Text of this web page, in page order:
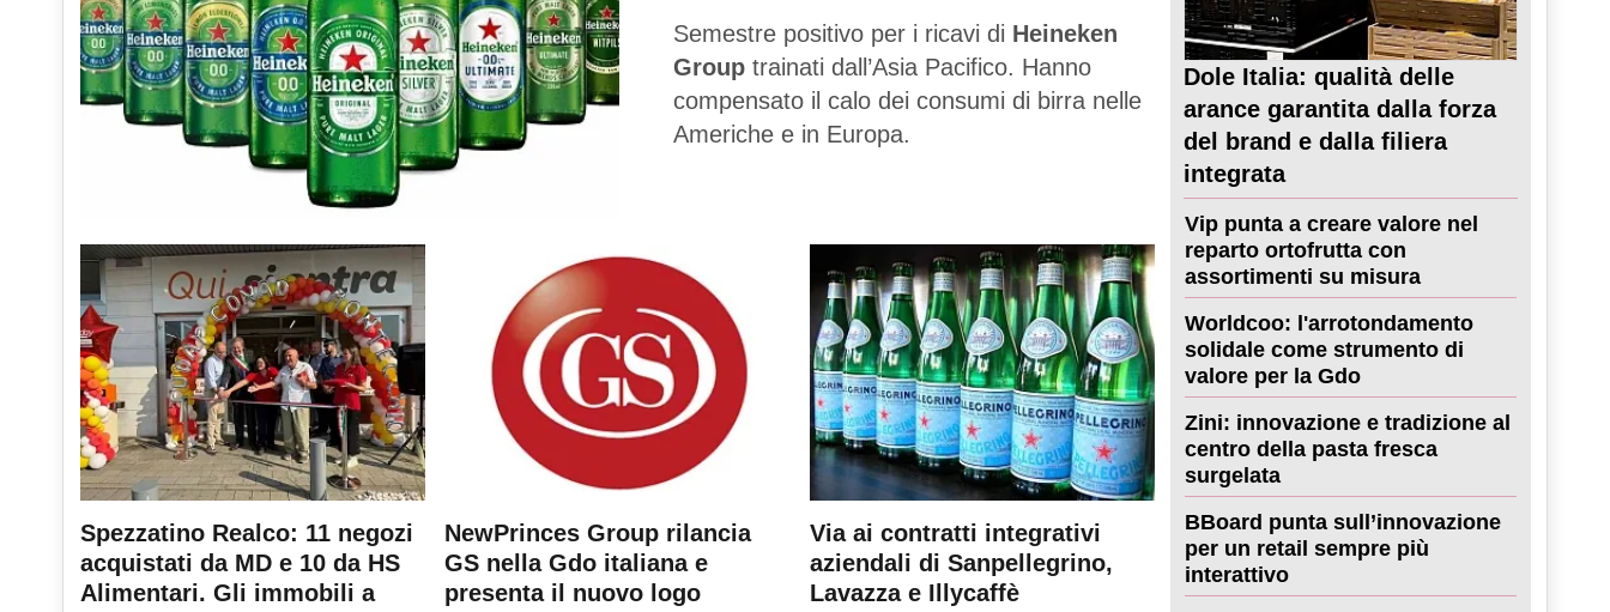
Semestre positivo per i ricavi di Heineken
Group trainati dall’Asia Pacifico. Hanno
compensato il calo dei consumi di birra nelle
Americhe e in Europa.
Spezzatino Realco: 11 negozi
acquistati da MD e 10 da HS
Alimentari. Gli immobili a
NewPrinces Group rilancia
GS nella Gdo italiana e
presenta il nuovo logo
Via ai contratti integrativi
aziendali di Sanpellegrino,
Lavazza e Illycaffè
Dole Italia: qualità delle
arance garantita dalla forza
del brand e dalla filiera
integrata
Vip punta a creare valore nel
reparto ortofrutta con
assortimenti su misura
Worldcoo: l'arrotondamento
solidale come strumento di
valore per la Gdo
Zini: innovazione e tradizione al
centro della pasta fresca
surgelata
BBoard punta sull’innovazione
per un retail sempre più
interattivo